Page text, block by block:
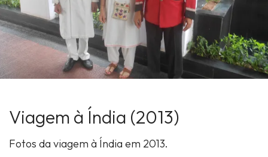
Viagem à Índia (2013)
Fotos da viagem à Índia em 2013.